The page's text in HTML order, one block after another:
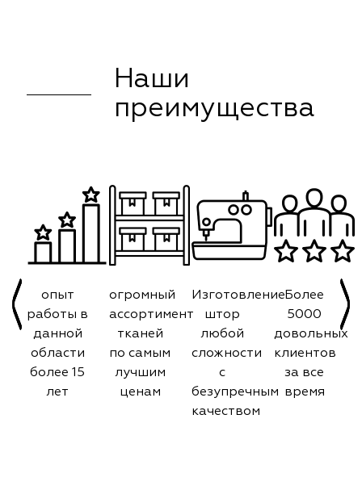
Наши
преимущества
опыт
работы в
данной
области
более 15
лет
огромный
ассортимент
тканей
по самым
лучшим
ценам
Изготовление
штор
любой
сложности
с
безупречным
качеством
Более
5000
довольных
клиентов
за все
время